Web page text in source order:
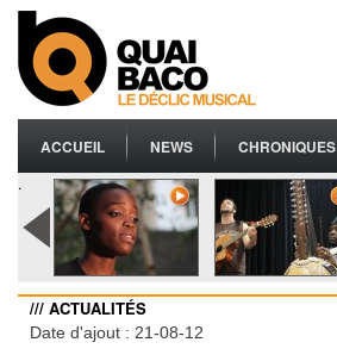
ACCUEIL NEWS CHRONIQUES
.
/// ACTUALITÉS
Date d'ajout : 21-08-12